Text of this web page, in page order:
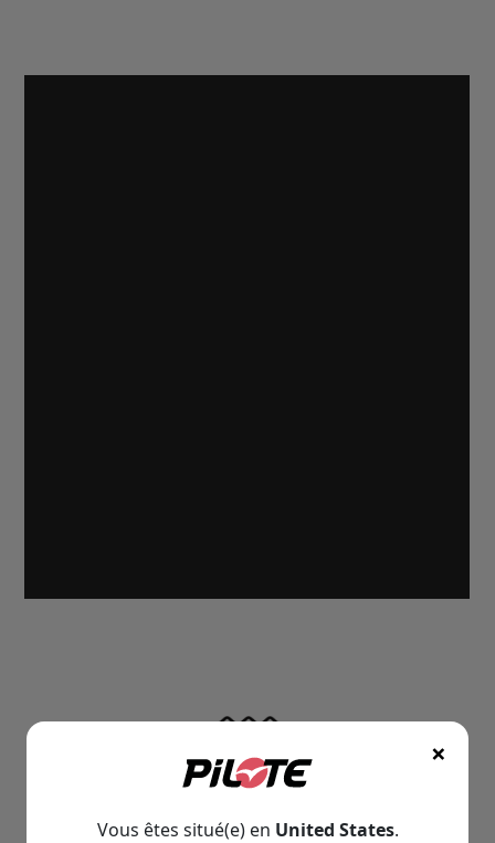
Les informations techniques
×
Vous êtes situé(e) en United States.